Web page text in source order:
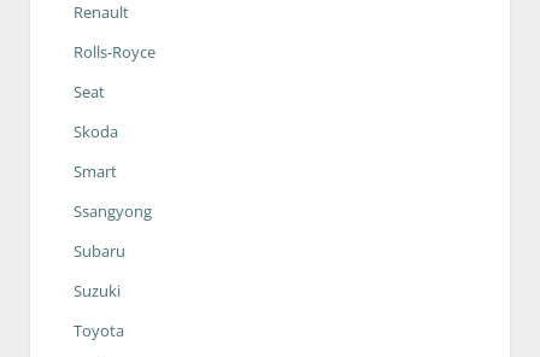
Renault
Rolls-Royce
Seat
Skoda
Smart
Ssangyong
Subaru
Suzuki
Toyota